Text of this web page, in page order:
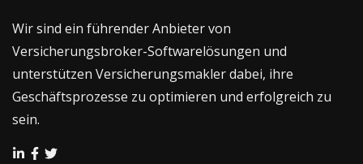
Wir sind ein führender Anbieter von
Versicherungsbroker-Softwarelösungen und
unterstützen Versicherungsmakler dabei, ihre
Geschäftsprozesse zu optimieren und erfolgreich zu
sein.